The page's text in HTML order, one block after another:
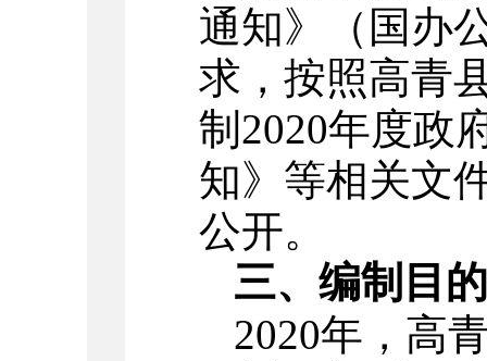
通知》（国办
求，按照高青
制2020年度政
知》等相关文
公开。
三、编制目的
2020年，高